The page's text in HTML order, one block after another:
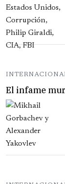
El infame